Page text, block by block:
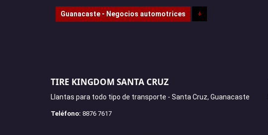
Guanacaste - Negocios automotrices +
TIRE KINGDOM SANTA CRUZ
Llantas para todo tipo de transporte - Santa Cruz, Guanacaste
Teléfono: 8876 7617